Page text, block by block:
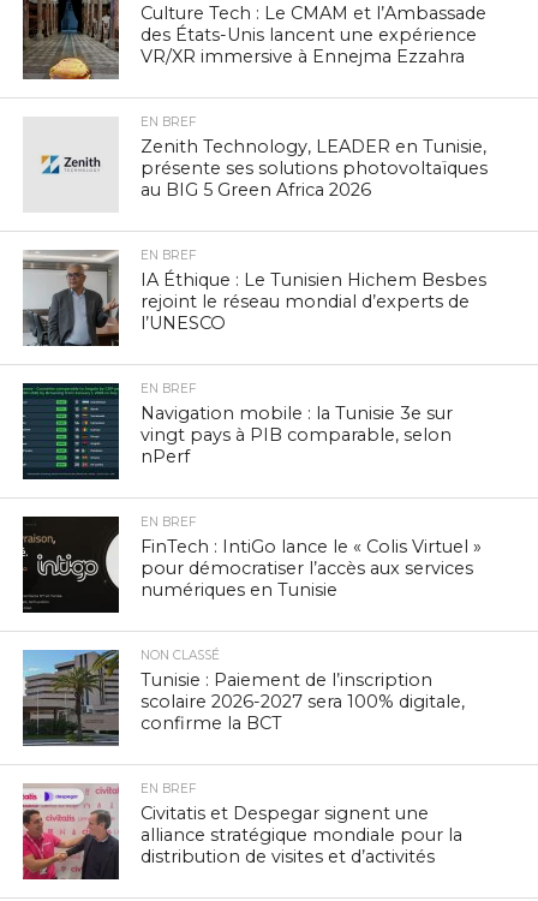
Culture Tech : Le CMAM et l’Ambassade
des États-Unis lancent une expérience
VR/XR immersive à Ennejma Ezzahra
EN BREF
Zenith Technology, LEADER en Tunisie,
présente ses solutions photovoltaïques
au BIG 5 Green Africa 2026
EN BREF
IA Éthique : Le Tunisien Hichem Besbes
rejoint le réseau mondial d’experts de
l’UNESCO
EN BREF
Navigation mobile : la Tunisie 3e sur
vingt pays à PIB comparable, selon
nPerf
EN BREF
FinTech : IntiGo lance le « Colis Virtuel »
pour démocratiser l’accès aux services
numériques en Tunisie
NON CLASSÉ
Tunisie : Paiement de l’inscription
scolaire 2026-2027 sera 100% digitale,
confirme la BCT
EN BREF
Civitatis et Despegar signent une
alliance stratégique mondiale pour la
distribution de visites et d’activités